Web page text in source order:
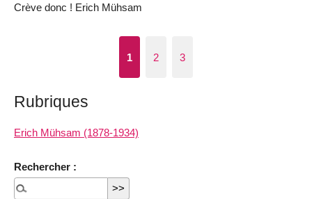
Crève donc ! Erich Mühsam
1 2 3
Rubriques
Erich Mühsam (1878-1934)
Rechercher :